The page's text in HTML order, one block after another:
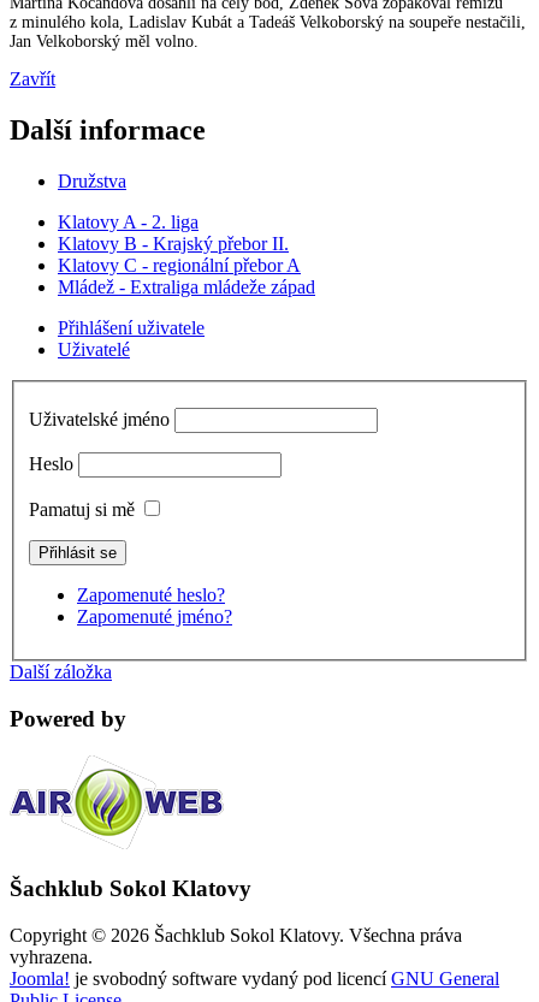
z minulého kola, Ladislav Kubát a Tadeáš Velkoborský na soupeře nestačili,
Jan Velkoborský měl volno.
Zavřít
Další informace
Družstva
Klatovy A - 2. liga
Klatovy B - Krajský přebor II.
Klatovy C - regionální přebor A
Mládež - Extraliga mládeže západ
Přihlášení uživatele
Uživatelé
Uživatelské jméno
Heslo
Pamatuj si mě
Zapomenuté heslo?
Zapomenuté jméno?
Další záložka
Powered by
Šachklub Sokol Klatovy
Copyright © 2026 Šachklub Sokol Klatovy. Všechna práva
vyhrazena.
Joomla! je svobodný software vydaný pod licencíGNU General